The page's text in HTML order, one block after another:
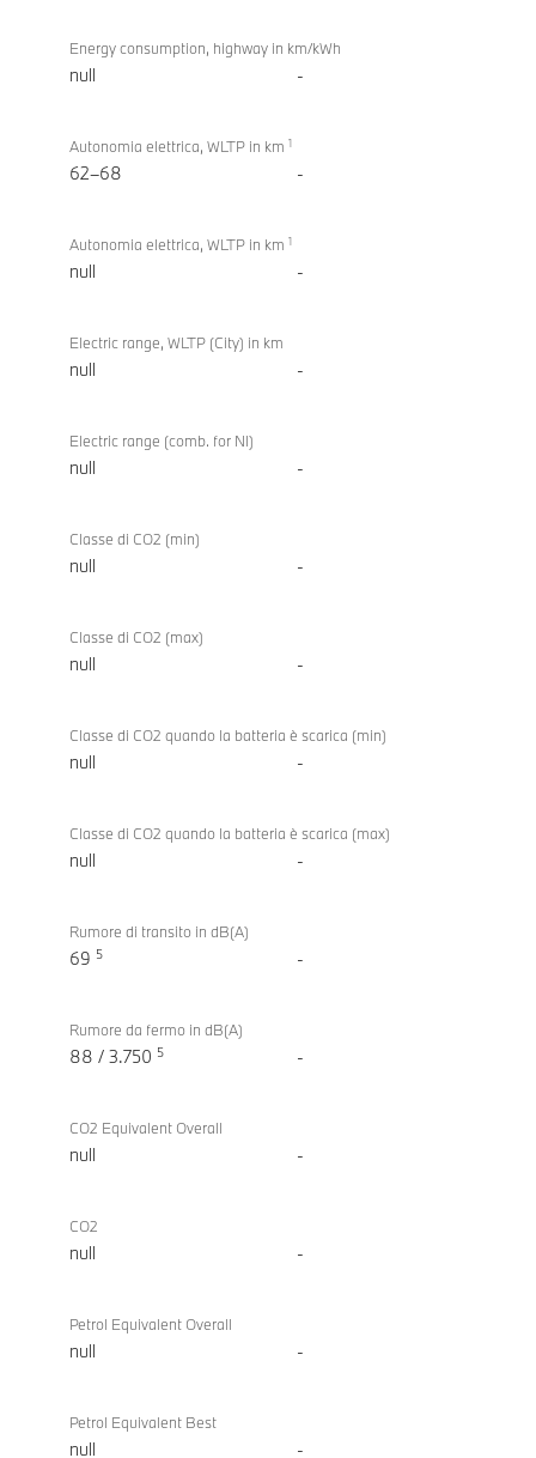
Energy consumption, highway in km/kWh
null -
Autonomia elettrica, WLTP in km 1
62–68 -
Autonomia elettrica, WLTP in km 1
null -
Electric range, WLTP (City) in km
null -
Electric range (comb. for NI)
null -
Classe di CO2 (min)
null -
Classe di CO2 (max)
null -
Classe di CO2 quando la batteria è scarica (min)
null -
Classe di CO2 quando la batteria è scarica (max)
null -
Rumore di transito in dB(A)
69 5 -
Rumore da fermo in dB(A)
88 / 3.750 5 -
CO2 Equivalent Overall
null -
CO2
null -
Petrol Equivalent Overall
null -
Petrol Equivalent Best
null -